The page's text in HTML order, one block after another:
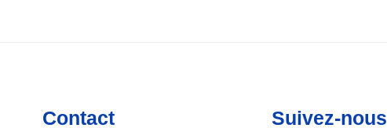
Contact Suivez-nous